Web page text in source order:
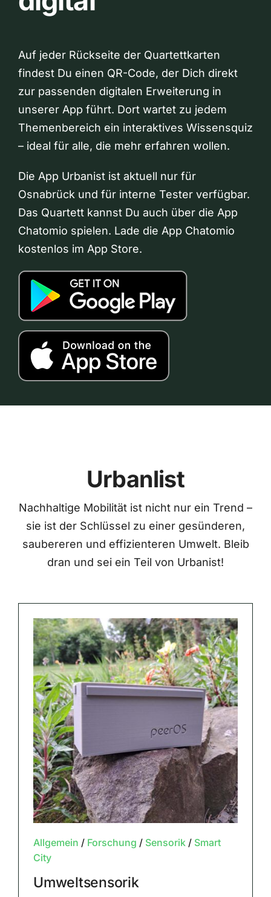
Auf jeder Rückseite der Quartettkarten
findest Du einen QR-Code, der Dich direkt
zur passenden digitalen Erweiterung in
unserer App führt. Dort wartet zu jedem
Themenbereich ein interaktives Wissensquiz
– ideal für alle, die mehr erfahren wollen.
Die App Urbanist ist aktuell nur für
Osnabrück und für interne Tester verfügbar.
Das Quartett kannst Du auch über die App
Chatomio spielen. Lade die App Chatomio
kostenlos im App Store.
Urbanlist
Nachhaltige Mobilität ist nicht nur ein Trend –
sie ist der Schlüssel zu einer gesünderen,
saubereren und effizienteren Umwelt. Bleib
dran und sei ein Teil von Urbanist!
Allgemein / Forschung / Sensorik/ Smart
City
Umweltsensorik